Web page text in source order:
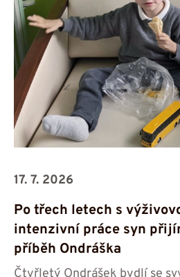
17. 7. 2026
Po třech letech s
intenzivní práce syn
příběh Ondráška